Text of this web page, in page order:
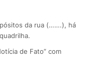
da rua (…….), há
de Fato” com